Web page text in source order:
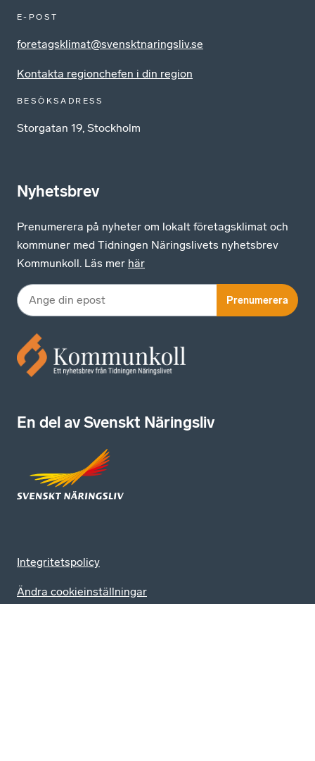
E-POST
foretagsklimat@svensktnaringsliv.se
Kontakta regionchefen i din region
BESÖKSADRESS
Storgatan 19, Stockholm
Nyhetsbrev
Prenumerera på nyheter om lokalt företagsklimat och
kommuner med Tidningen Näringslivets nyhetsbrev
Kommunkoll. Läs mer här
Prenumerera
En del av Svenskt Näringsliv
Integritetspolicy
Ändra cookieinställningar